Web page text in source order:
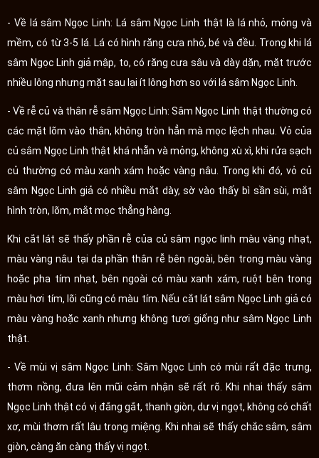
- Về lá sâm Ngọc Linh: Lá sâm Ngọc Linh thật là lá nhỏ, mỏng và
mềm, có từ 3-5 lá. Lá có hình răng cưa nhỏ, bé và đều. Trong khi lá
sâm Ngọc Linh giả mập, to, có răng cưa sâu và dày dặn, mặt trước
nhiều lông nhưng mặt sau lại ít lông hơn so với lá sâm Ngọc Linh.
- Về rễ củ và thân rễ sâm Ngọc Linh: Sâm Ngọc Linh thật thường có
các mặt lõm vào thân, không tròn hẳn mà mọc lệch nhau. Vỏ của
củ sâm Ngọc Linh thật khá nhẵn và mỏng, không xù xì, khi rửa sạch
củ thường có màu xanh xám hoặc vàng nâu. Trong khi đó, vỏ củ
sâm Ngọc Linh giả có nhiều mắt dày, sờ vào thấy bì sần sùi, mắt
hình tròn, lõm, mắt mọc thẳng hàng.
Khi cắt lát sẽ thấy phần rễ của củ sâm ngọc linh màu vàng nhạt,
màu vàng nâu tại da phần thân rễ bên ngoài, bên trong màu vàng
hoặc pha tím nhạt, bên ngoài có màu xanh xám, ruột bên trong
màu hơi tím, lõi cũng có màu tím. Nếu cắt lát sâm Ngọc Linh giả có
màu vàng hoặc xanh nhưng không tươi giống như sâm Ngọc Linh
thật.
- Về mùi vị sâm Ngọc Linh: Sâm Ngọc Linh có mùi rất đặc trưng,
thơm nồng, đưa lên mũi cảm nhận sẽ rất rõ. Khi nhai thấy sâm
Ngọc Linh thật có vị đắng gắt, thanh giòn, dư vị ngọt, không có chất
xơ, mùi thơm rất lâu trong miệng. Khi nhai sẽ thấy chắc sâm, sâm
giòn, càng ăn càng thấy vị ngọt.